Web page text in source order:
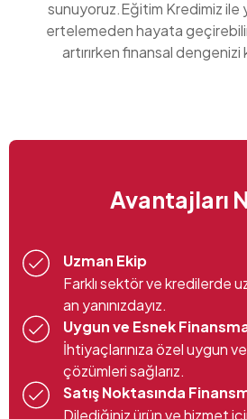
sunuyoruz.Eğitim Kredimiz ile
ertelemeden hayata
artırırken finansal dengenizi
Avantajları
Uzman Ekip
Farklı sektör ve kredilerde
an yanınızdayız.
Uygun ve Esnek
İhtiyaçlarınıza özel uygun
çözümleri sağlarız.
Satış Noktasında
Dilediğiniz ürün ve hizmet